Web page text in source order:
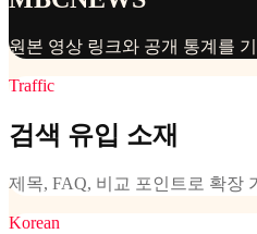
원본 영상 링크와 공개 통계를
Traffic
검색 유입 소재
제목, FAQ, 비교 포인트로 확장
Korean